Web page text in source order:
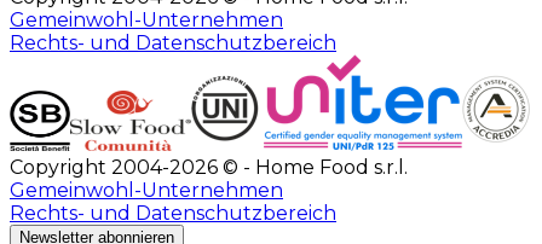
Gemeinwohl-Unternehmen
Rechts- und Datenschutzbereich
Copyright 2004-2026 © - Home Food s.r.l.
Gemeinwohl-Unternehmen
Rechts- und Datenschutzbereich
Newsletter abonnieren